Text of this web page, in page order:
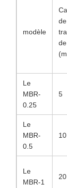
modèle
de
Le
MBR-
0.25
5
Le
MBR-
0.5
10
Le
MBR-1
20